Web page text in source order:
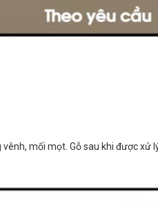
mối mọt. Gỗ sau khi được xử